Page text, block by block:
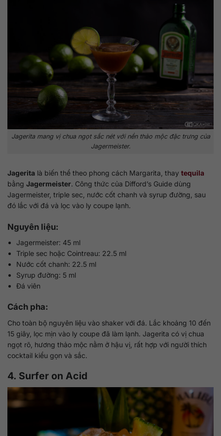
Jagerita mang vị chua ngọt sắc nét với nền thảo mộc đặc trưng của
Jagermeister.
Jagerita là biến thể theo phong cách Margarita, thay tequila
bằng Jagermeister. Công thức của Difford’s Guide dùng
Jagermeister, triple sec, nước cốt chanh và syrup đường, sau
đó lắc với đá và lọc vào ly coupe lạnh.
Nguyên liệu:
Jagermeister: 45 ml
Triple sec hoặc Cointreau: 22.5 ml
Nước cốt chanh: 22.5 ml
Syrup đường: 5 ml
Đá viên
Cách pha:
Cho toàn bộ nguyên liệu vào shaker với đá. Lắc khoảng 10 đến
15 giây, lọc mịn vào ly coupe đã làm lạnh. Jagerita có vị chua
ngọt rõ, hương thảo mộc nằm ở hậu vị, rất hợp với người thích
cocktail kiểu gọn và sắc.
4. Surfer on Acid